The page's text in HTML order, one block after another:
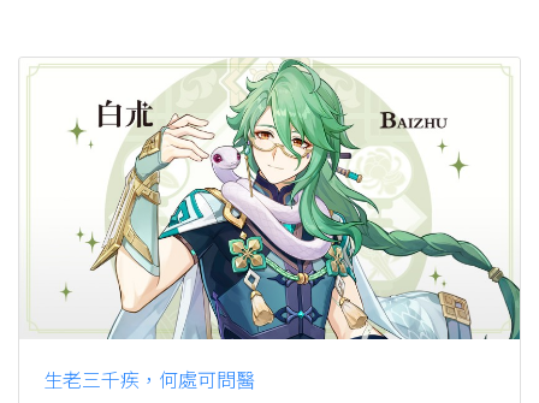
生老三千疾，何處可問醫